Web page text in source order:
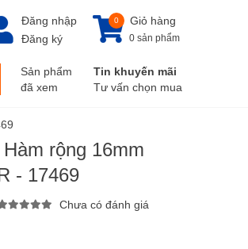
Đăng nhập
Đăng ký
Giỏ hàng
0
0 sản phẩm
Sản phẩm
đã xem
Tin khuyến mãi
Tư vấn chọn mua
rộng 16mm
- 17469
Chưa có đánh giá